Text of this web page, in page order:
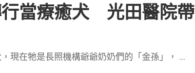
當療癒犬 光田醫院帶
現在牠是長照機構爺爺奶奶們的「金孫」， ...